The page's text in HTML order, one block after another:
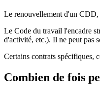
Le renouvellement d'un
Le Code du travail l'encadre
d'activité, etc.). Il ne peut pas
Certains contrats spécifiques,
Combien de fois